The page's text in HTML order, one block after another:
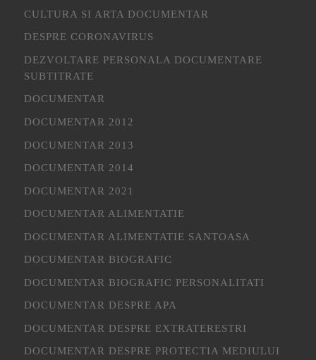
CULTURA SI ARTA DOCUMENTAR
DESPRE CORONAVIRUS
DEZVOLTARE PERSONALA DOCUMENTARE
SUBTITRATE
DOCUMENTAR
DOCUMENTAR 2012
DOCUMENTAR 2013
DOCUMENTAR 2014
DOCUMENTAR 2021
DOCUMENTAR ALIMENTATIE
DOCUMENTAR ALIMENTATIE SANTOASA
DOCUMENTAR BIOGRAFIC
DOCUMENTAR BIOGRAFIC PERSONALITATI
DOCUMENTAR DESPRE APA
DOCUMENTAR DESPRE EXTRATERESTRI
DOCUMENTAR DESPRE PROTECTIA MEDIULUI